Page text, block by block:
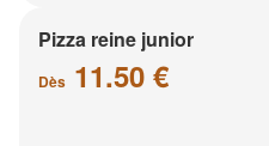
Pizza reine junior
Dès 11.50 €